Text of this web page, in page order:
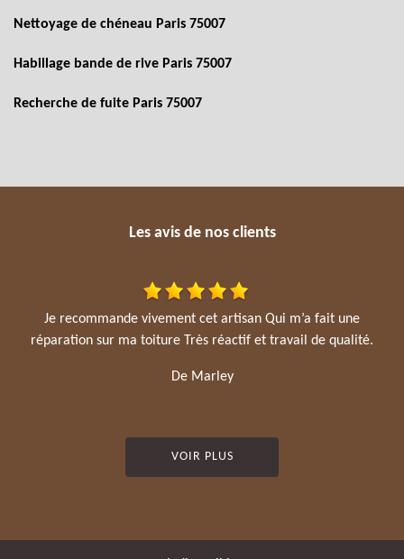
Nettoyage de chéneau Paris 75007
Habillage bande de rive Paris 75007
Recherche de fuite Paris 75007
Les avis de nos clients
Je recommande vivement cet artisan Qui m’a fait une
réparation sur ma toiture Très réactif et travail de qualité.
De Marley
VOIR PLUS